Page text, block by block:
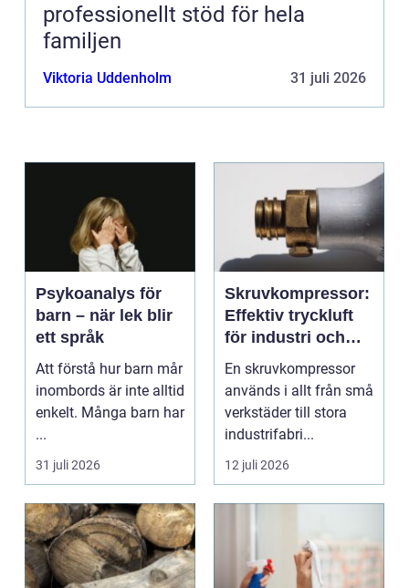
professionellt stöd för hela
familjen
Viktoria Uddenholm 31 juli 2026
Psykoanalys för
barn – när lek blir
ett språk
Att förstå hur barn mår
inombords är inte alltid
enkelt. Många barn har
...
31 juli 2026
Skruvkompressor:
Effektiv tryckluft
för industri och
verkstad
En skruvkompressor
används i allt från små
verkstäder till stora
industrifabri...
12 juli 2026